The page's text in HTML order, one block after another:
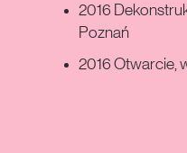
2016
Poznań
2016 Otwarcie,